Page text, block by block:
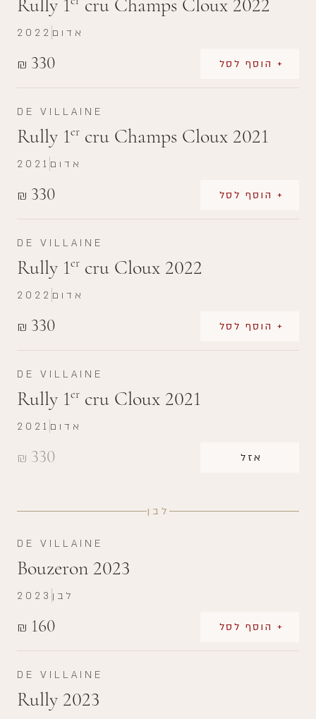
₪ 330 + הוסף לסל
2022 אדום
DE VILLAINE
Rully 1er cru Champs Cloux 2021
₪ 330 + הוסף לסל
2021 אדום
DE VILLAINE
Rully 1er cru Cloux 2022
₪ 330 + הוסף לסל
2022 אדום
DE VILLAINE
Rully 1er cru Cloux 2021
₪ 330 אזל
2021 אדום
לבן
DE VILLAINE
Bouzeron 2023
₪ 160 + הוסף לסל
2023 לבן
DE VILLAINE
Rully 2023